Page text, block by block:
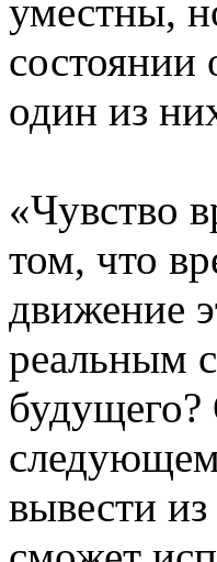
уместны,
состоянии
один из
«Чувство
том, что
движение
реальным
вывести